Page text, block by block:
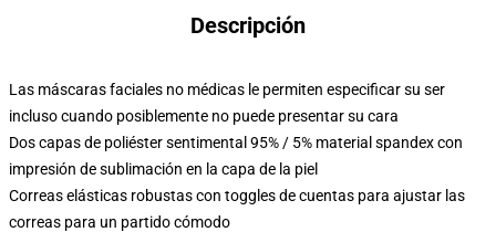
Descripción
Las máscaras faciales no médicas le permiten especificar su ser
incluso cuando posiblemente no puede presentar su cara
Dos capas de poliéster sentimental 95% / 5% material spandex con
impresión de sublimación en la capa de la piel
Correas elásticas robustas con toggles de cuentas para ajustar las
correas para un partido cómodo